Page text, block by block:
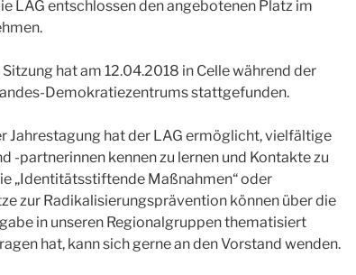
LAG entschlossen den angebotenen Platz im
hat am 12.04.2018 in Celle während der
Demokratiezentrums stattgefunden.
Jahrestagung hat der LAG ermöglicht, vielfältige
-partnerinnen kennen zu lernen und Kontakte zu
„Identitätsstiftende Maßnahmen“ oder
zur Radikalisierungsprävention können über die
in unseren Regionalgruppen thematisiert
hat, kann sich gerne an den Vorstand wenden.